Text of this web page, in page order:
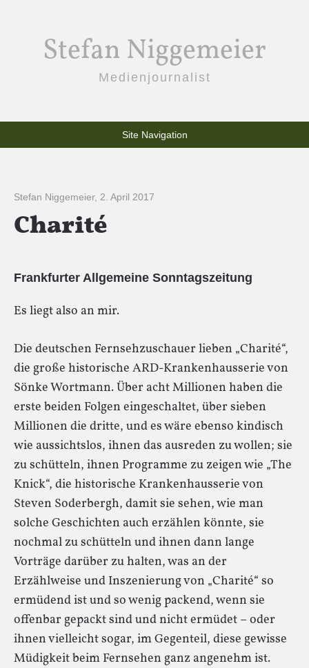
Stefan Niggemeier
Medienjournalist
Site Navigation
Stefan Niggemeier, 2. April 2017
Charité
Frankfurter Allgemeine Sonntagszeitung
Es liegt also an mir.
Die deutschen Fernsehzuschauer lieben „Charité“,
die große historische ARD-Krankenhausserie von
Sönke Wortmann. Über acht Millionen haben die
erste beiden Folgen eingeschaltet, über sieben
Millionen die dritte, und es wäre ebenso kindisch
wie aussichtslos, ihnen das ausreden zu wollen; sie
zu schütteln, ihnen Programme zu zeigen wie „The
Knick“, die historische Krankenhausserie von
Steven Soderbergh, damit sie sehen, wie man
solche Geschichten auch erzählen könnte, sie
nochmal zu schütteln und ihnen dann lange
Vorträge darüber zu halten, was an der
Erzählweise und Inszenierung von „Charité“ so
ermüdend ist und so wenig packend, wenn sie
offenbar gepackt sind und nicht ermüdet – oder
ihnen vielleicht sogar, im Gegenteil, diese gewisse
Müdigkeit beim Fernsehen ganz angenehm ist.